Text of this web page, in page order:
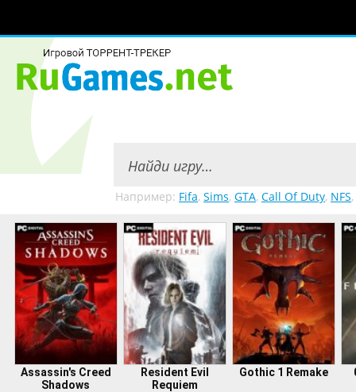
Например: Fifa, Sims, GTA, Call Of Duty, NFS,
Assassin's Creed
Shadows
Resident Evil
Requiem
Gothic 1 Remake